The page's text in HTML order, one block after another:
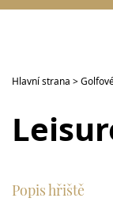
Hlavní strana >
Popis hřiště